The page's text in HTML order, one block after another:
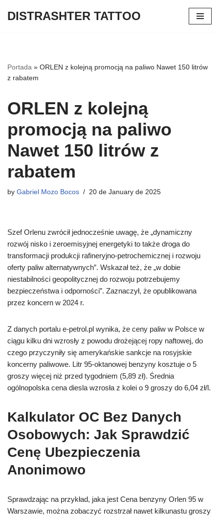
DISTRASHTER TATTOO
Portada » ORLEN z kolejną promocją na paliwo Nawet 150 litrów
z rabatem
ORLEN z kolejną
promocją na paliwo
Nawet 150 litrów z
rabatem
by Gabriel Mozo Bocos 20 de January de 2025
Szef Orlenu zwrócił jednocześnie uwagę, że „dynamiczny
rozwój nisko i zeroemisyjnej energetyki to także droga do
transformacji produkcji rafineryjno-petrochemicznej i rozwoju
oferty paliw alternatywnych”. Wskazał też, że „w dobie
niestabilności geopolitycznej do rozwoju potrzebujemy
bezpieczeństwa i odporności”. Zaznaczył, że opublikowana
przez koncern w 2024 r.
Z danych portalu e-petrol.pl wynika, że ceny paliw w Polsce w
ciągu kilku dni wzrosły z powodu drożejącej ropy naftowej, do
czego przyczyniły się amerykańskie sankcje na rosyjskie
koncerny paliwowe. Litr 95-oktanowej benzyny kosztuje o 5
groszy więcej niż przed tygodniem (5,89 zł). Średnia
ogólnopolska cena diesla wzrosła z kolei o 9 groszy do 6,04 zł/l.
Kalkulator OC Bez Danych
Osobowych: Jak Sprawdzić
Cenę Ubezpieczenia
Anonimowo
Sprawdzając na przykład, jaka jest Cena benzyny Orlen 95 w
Warszawie, można zobaczyć rozstrzał nawet kilkunastu groszy